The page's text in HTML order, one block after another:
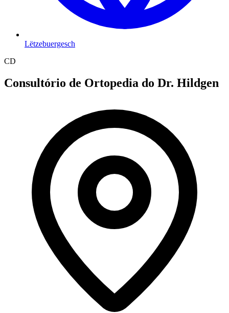
Lëtzebuergesch
CD
Consultório de Ortopedia do Dr. Hildgen